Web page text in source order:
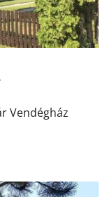
Vendégház